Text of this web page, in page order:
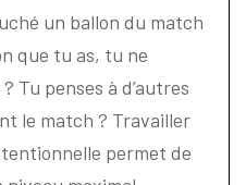
un ballon du match
que tu as, tu ne
Tu penses à d’autres
le match ? Travailler
permet de